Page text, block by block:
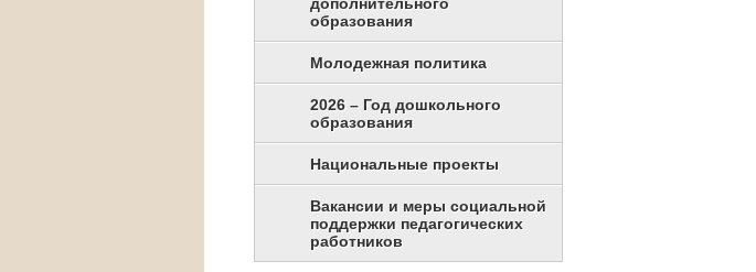
образования
Молодежная политика
2026 – Год дошкольного
образования
Национальные проекты
Вакансии и меры социальной
поддержки педагогических
работников